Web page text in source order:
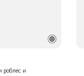
роблес и